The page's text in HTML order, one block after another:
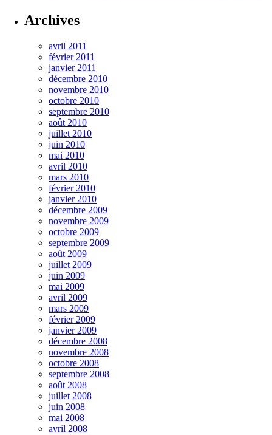
Archives
avril 2011
février 2011
janvier 2011
décembre 2010
novembre 2010
octobre 2010
septembre 2010
août 2010
juillet 2010
juin 2010
mai 2010
avril 2010
mars 2010
février 2010
janvier 2010
décembre 2009
novembre 2009
octobre 2009
septembre 2009
août 2009
juillet 2009
juin 2009
mai 2009
avril 2009
mars 2009
février 2009
janvier 2009
décembre 2008
novembre 2008
octobre 2008
septembre 2008
août 2008
juillet 2008
juin 2008
mai 2008
avril 2008